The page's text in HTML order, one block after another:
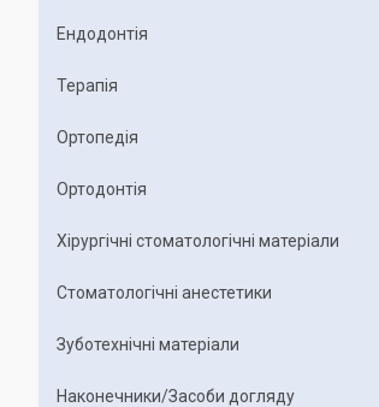
Ендодонтія
Терапія
Ортопедія
Ортодонтія
Хірургічні стоматологічні матеріали
Стоматологічні анестетики
Зуботехнічні матеріали
Наконечники/Засоби догляду